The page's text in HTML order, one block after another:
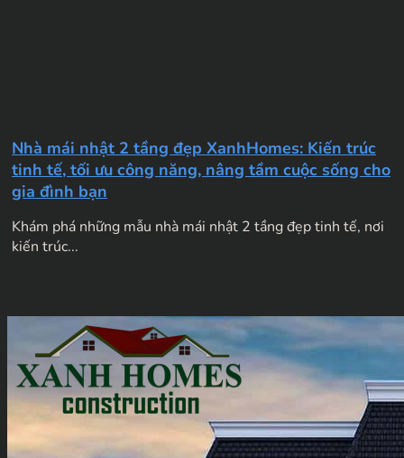
Nhà mái nhật 2 tầng đẹp XanhHomes: Kiến trúc
tinh tế, tối ưu công năng, nâng tầm cuộc sống cho
gia đình bạn
Khám phá những mẫu nhà mái nhật 2 tầng đẹp tinh tế, nơi
kiến trúc...